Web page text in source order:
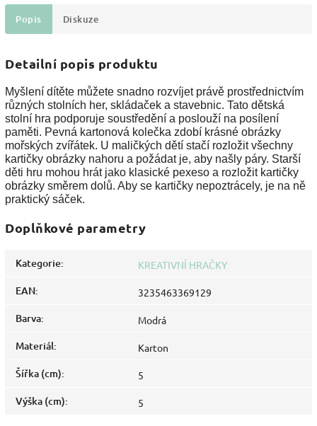
Popis Diskuze
Detailní popis produktu
Myšlení dítěte můžete snadno rozvíjet právě prostřednictvím
různých stolních her, skládaček a stavebnic. Tato dětská
stolní hra podporuje soustředění a poslouží na posílení
paměti. Pevná kartonová kolečka zdobí krásné obrázky
mořských zvířátek. U maličkých dětí stačí rozložit všechny
kartičky obrázky nahoru a požádat je, aby našly páry. Starší
děti hru mohou hrát jako klasické pexeso a rozložit kartičky
obrázky směrem dolů. Aby se kartičky nepoztrácely, je na ně
praktický sáček.
Doplňkové parametry
Kategorie: KREATIVNÍ HRAČKY
EAN: 3235463369129
Barva: Modrá
Materiál: Karton
Šířka (cm): 5
Výška (cm): 5